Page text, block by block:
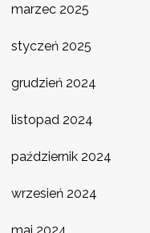
marzec 2025
styczeń 2025
grudzień 2024
listopad 2024
październik 2024
wrzesień 2024
maj 2024